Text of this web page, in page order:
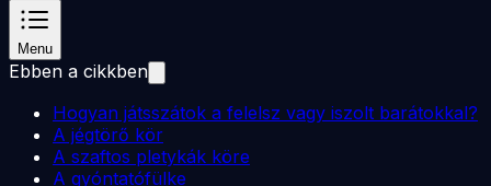
Menu
Ebben a cikkben
Hogyan játsszátok a felelsz vagy iszolt barátokkal?
A jégtörő kör
A szaftos pletykák köre
A gyóntatófülke